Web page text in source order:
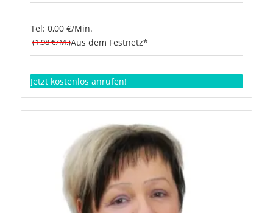
Tel: 0,00 €/Min.
(1.98 €/M.)Aus dem Festnetz*
Jetzt kostenlos anrufen!